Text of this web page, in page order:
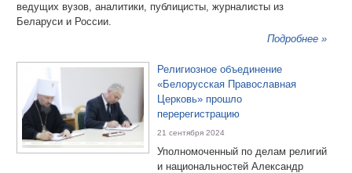
ведущих вузов, аналитики, публицисты, журналисты из
Беларуси и России.
Подробнее »
Религиозное объединение
«Белорусская Православная
Церковь» прошло
перерегистрацию
21 сентября 2024
Уполномоченный по делам религий
и национальностей Александр